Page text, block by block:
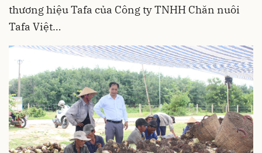
thương hiệu Tafa của Công ty TNHH Chăn nuôi
Tafa Việt…